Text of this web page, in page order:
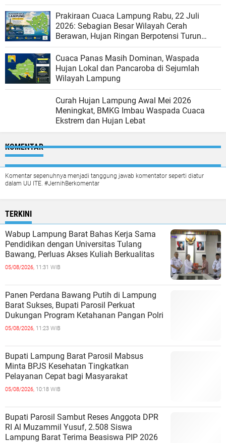
Prakiraan Cuaca Lampung Rabu, 22 Juli
2026: Sebagian Besar Wilayah Cerah
Berawan, Hujan Ringan Berpotensi Turun
pada Siang hingga Sore
Cuaca Panas Masih Dominan, Waspada
Hujan Lokal dan Pancaroba di Sejumlah
Wilayah Lampung
Curah Hujan Lampung Awal Mei 2026
Meningkat, BMKG Imbau Waspada Cuaca
Ekstrem dan Hujan Lebat
KOMENTAR
Komentar sepenuhnya menjadi tanggung jawab komentator seperti diatur
dalam UU ITE. #JernihBerkomentar
TERKINI
Wabup Lampung Barat Bahas Kerja Sama
Pendidikan dengan Universitas Tulang
Bawang, Perluas Akses Kuliah Berkualitas
05/08/2026, 11:31 WIB
Panen Perdana Bawang Putih di Lampung
Barat Sukses, Bupati Parosil Perkuat
Dukungan Program Ketahanan Pangan Polri
05/08/2026, 11:23 WIB
Bupati Lampung Barat Parosil Mabsus
Minta BPJS Kesehatan Tingkatkan
Pelayanan Cepat bagi Masyarakat
05/08/2026, 10:18 WIB
Bupati Parosil Sambut Reses Anggota DPR
RI Al Muzammil Yusuf, 2.508 Siswa
Lampung Barat Terima Beasiswa PIP 2026